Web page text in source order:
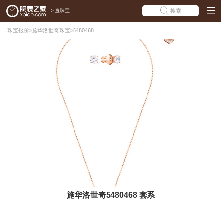
> 查珠宝 搜索
珠宝报价>施华洛世奇珠宝>5480468
施华洛世奇5480468 套系